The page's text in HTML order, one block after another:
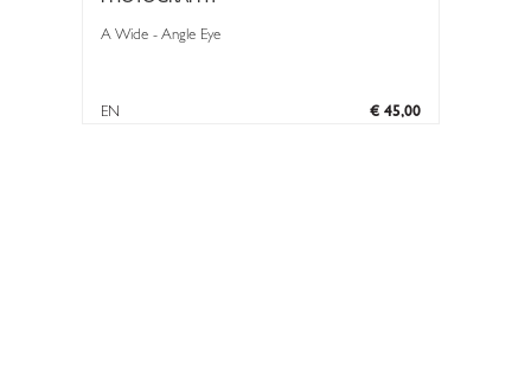
A Wide - Angle Eye
€ 45,00
EN